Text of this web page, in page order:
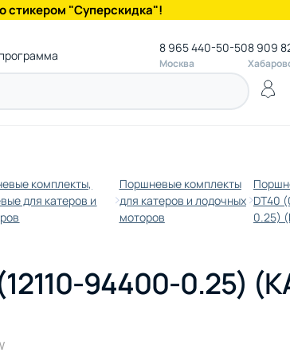
стикером "Суперскидка"!
8 965 440-50-50
Москва
8 909
комплекты,
для катеров и
Поршневые комплекты
для катеров и лодочных
моторов
DT40
0.25)
94400-0.25)